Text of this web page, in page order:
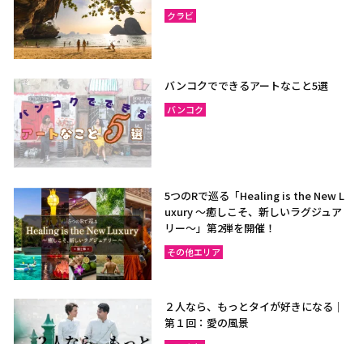
クラビ
バンコクでできるアートなこと5選
バンコク
5つのRで巡る「Healing is the New L
uxury ～癒しこそ、新しいラグジュア
リー〜」第2弾を開催！
その他エリア
２人なら、もっとタイが好きになる｜
第１回：愛の風景